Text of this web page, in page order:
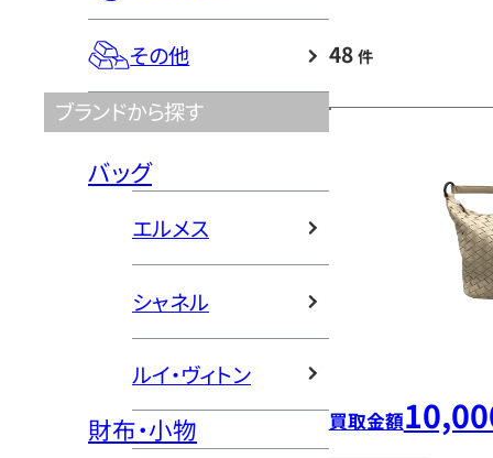
その他
ブランドから探す
バッグ
エルメス
シャネル
ルイ・ヴィトン
財布・小物
48 件
買取金額